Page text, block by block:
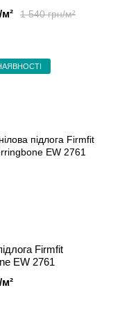
1 540 грн/м²
м²
Firmfit
EW 2761
м²